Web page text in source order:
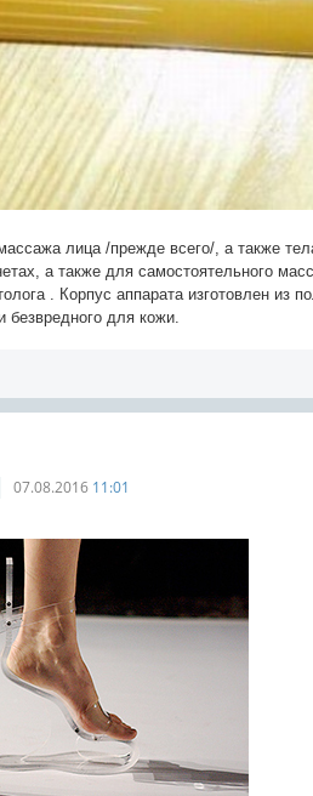
лица /прежде всего/, а также
а также для самостоятельного
. Корпус аппарата изготовлен из
безвредного для кожи.
07.08.2016 11:01